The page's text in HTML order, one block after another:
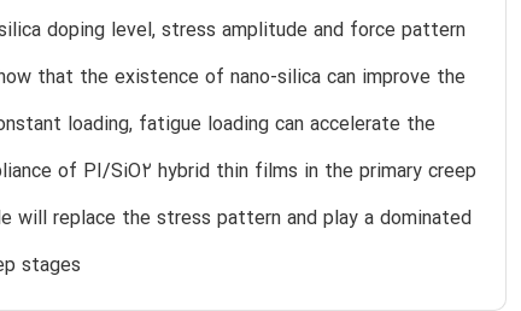
doping level, stress amplitude and force pattern
that the existence of nano-silica can improve the
loading, fatigue loading can accelerate the
of PI/SiO2 hybrid thin films in the primary creep
will replace the stress pattern and play a dominated
stages